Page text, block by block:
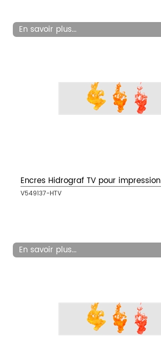
En savoir plus...
Encres Hidrograf TV pour impression
V549137-HTV
En savoir plus...